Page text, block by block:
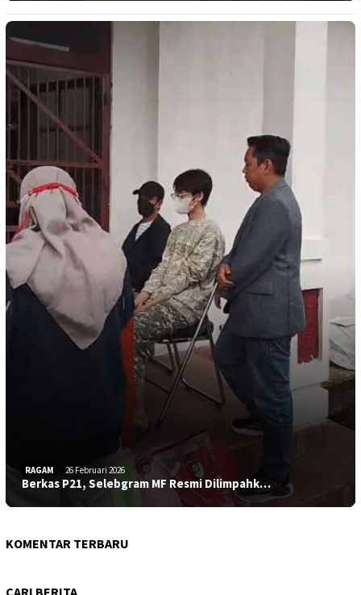
RAGAM 26 Februari 2026
Berkas P21, Selebgram MF Resmi Dilimpahk…
KOMENTAR TERBARU
CARI BERITA